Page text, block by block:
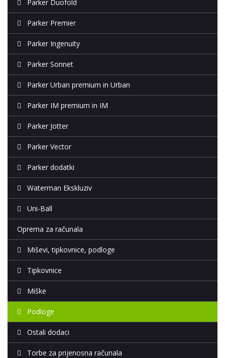
Parker Duofold
Parker Premier
Parker Ingenuity
Parker Sonnet
Parker Urban premium in Urban
Parker IM premium in IM
Parker Jotter
Parker Vector
Parker dodatki
Waterman Ekskluziv
Uni-Ball
Oprema za računala
Miševi, tipkovnice, podloge
Tipkovnice
Miške
Podloge
Ostali dodaci
Torbe za prijenosna računala